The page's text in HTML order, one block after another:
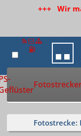
+++ Wir
Fotostrecke: